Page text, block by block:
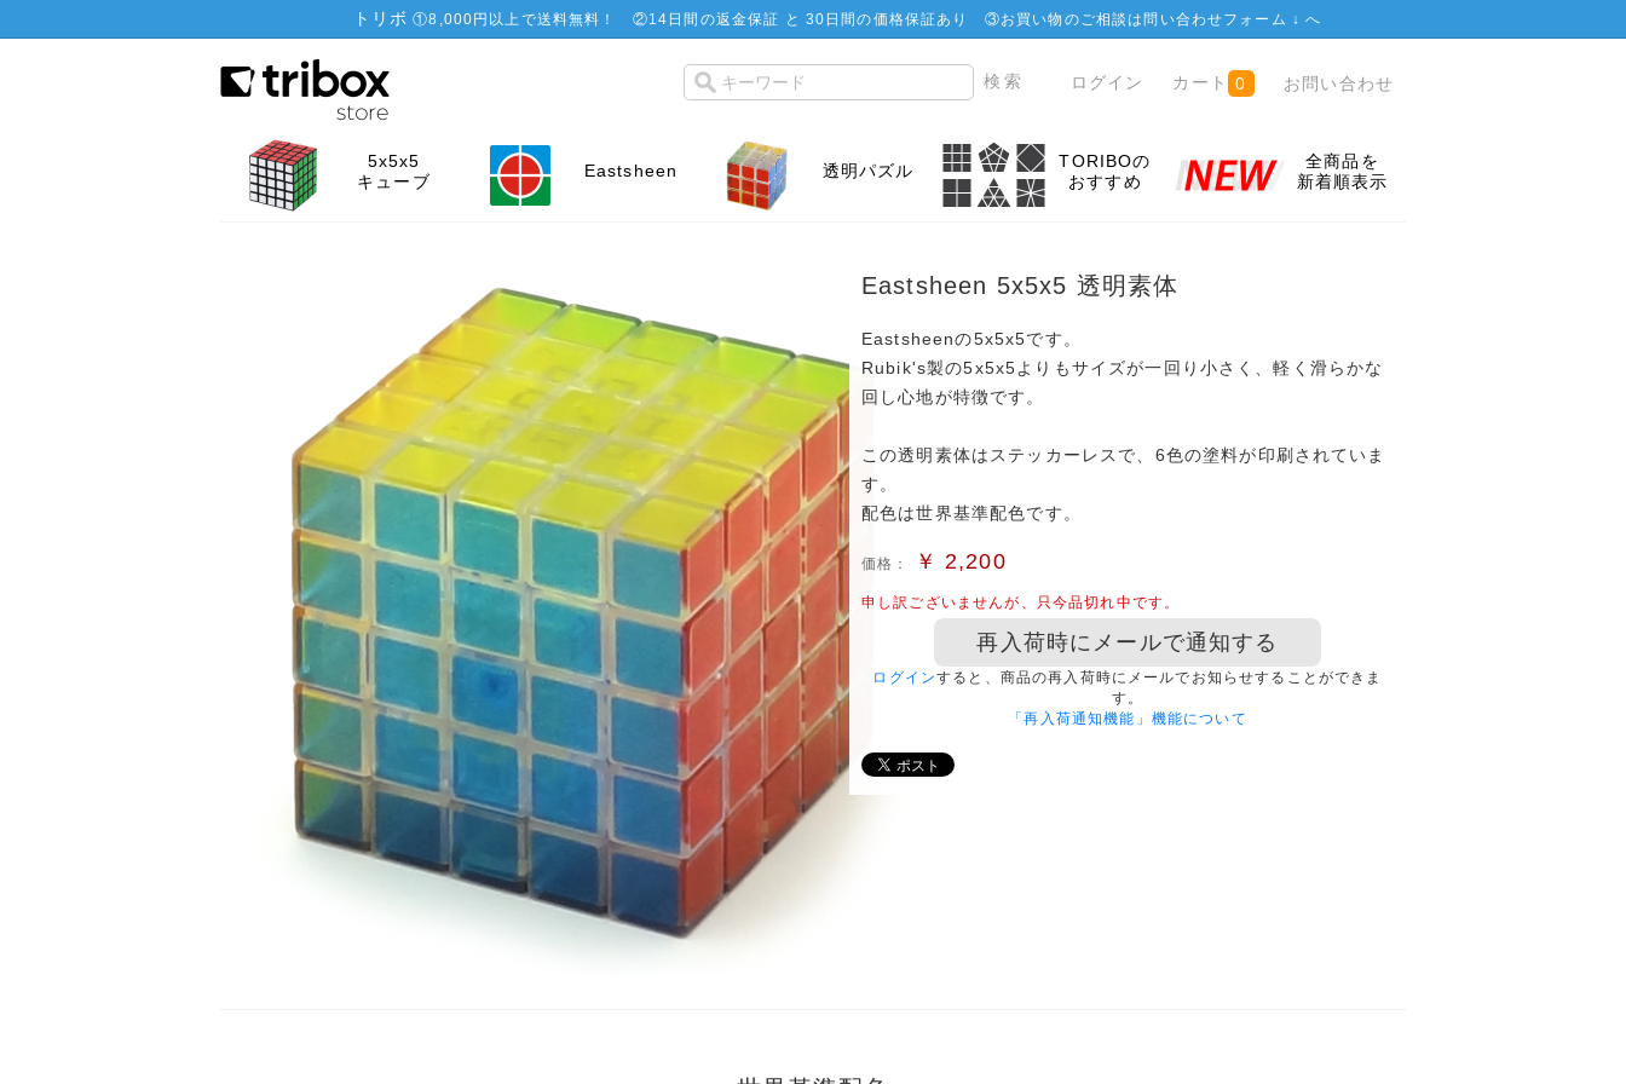
トリボ ①8,000円以上で送料無料！ ②14日間の返金保証 と 30日間の価格保証あり ③お買い物のご相談は問い合わせフォーム ↓へ
ログイン カート 0 お問い合わせ
5x5x5
キューブ
Eastsheen 透明パズル
TORIBOの
おすすめ
全商品を
新着順表示
Eastsheen 5x5x5 透明素体
Eastsheenの5x5x5です。
Rubik's製の5x5x5よりもサイズが一回り小さく、軽く滑らかな
回し心地が特徴です。
この透明素体はステッカーレスで、6色の塗料が印刷されていま
す。
配色は世界基準配色です。
価格： ￥ 2,200
申し訳ございませんが、只今品切れ中です。
再入荷時にメールで通知する
ログインすると、商品の再入荷時にメールでお知らせすることができま
す。
「再入荷通知機能」機能について